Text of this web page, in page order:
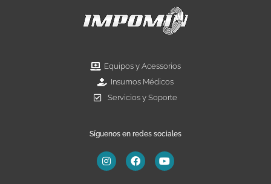
Equipos y Acessorios
Insumos Médicos
Servicios y Soporte
Síguenos en redes sociales